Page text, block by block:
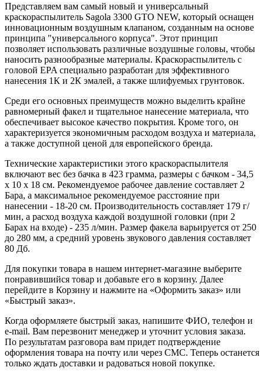
Представляем вам самый новый и универсальный
краскораспылитель Sagola 3300 GTO NEW, который оснащен
инновационным воздушным клапаном, созданным на основе
принципа "универсального корпуса". Этот принцип
позволяет использовать различные воздушные головы, чтобы
наносить разнообразные материалы. Краскораспылитель с
головой EPA специально разработан для эффективного
нанесения 1К и 2К эмалей, а также шлифуемых грунтовок.
Среди его основных преимуществ можно выделить крайне
равномерный факел и тщательное нанесение материала, что
обеспечивает высокое качество покрытия. Кроме того, он
характеризуется экономичным расходом воздуха и материала,
а также доступной ценой для европейского бренда.
Технические характеристики этого краскораспылителя
включают вес без бачка в 423 грамма, размеры с бачком - 34,5
x 10 x 18 см. Рекомендуемое рабочее давление составляет 2
Бара, а максимальное рекомендуемое расстояние при
нанесении - 18-20 см. Производительность составляет 179 г/
мин, а расход воздуха каждой воздушной головки (при 2
Барах на входе) - 235 л/мин. Размер факела варьируется от 250
до 280 мм, а средний уровень звукового давления составляет
80 Дб.
Для покупки товара в нашем интернет-магазине выберите
понравившийся товар и добавьте его в корзину. Далее
перейдите в Корзину и нажмите на «Оформить заказ» или
«Быстрый заказ».
Когда оформляете быстрый заказ, напишите ФИО, телефон и
e-mail. Вам перезвонит менеджер и уточнит условия заказа.
По результатам разговора вам придет подтверждение
оформления товара на почту или через СМС. Теперь останется
только ждать доставки и радоваться новой покупке.